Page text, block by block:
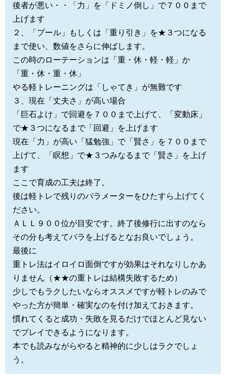
後者が悪い・・「力」を「ドミノ倒し」で７００まで
上げます
２、「プール」もしくは「重り引き」を★３つになる
まで使い、数値をさらに伸ばします。
この時のローテーションは「重・休・軽・軽」か
「重・休・重・休」
やる軽トレーニングは「しゃてき」が無難です
３、現在「丈夫さ」が高い場合
「巨石よけ」で回避を７００まで上げて、「変動床」
で★３つになるまで「回避」を上げます
現在「力」が高い「猛勉強」で「賢さ」を７００まで
上げて、「瞑想」で★３つみなるまで「賢さ」を上げ
ます
ここで育成の工夫は終了。
後は軽トレで残りのパラメーターをひたすら上げてく
ださい。
ＡＬＬ９００位が目安です。終了後修行に出すのなら
その分も考えてパラを上げるとなお良いでしょう。
最後に
重トレ法はイロイロ面倒ですが効果はそれなりしかあ
りません（★★の重トレは結構失敗するため）
少しでもラクしたいならオススメですが軽トレのみで
やった方が簡単・確実なのを付け加えておきます。
慣れてくると成功・失敗を見るだけでほとんど見ない
でプレイできるようになります。
本でも読みながらやると精神的に少しはラクでしょ
う。